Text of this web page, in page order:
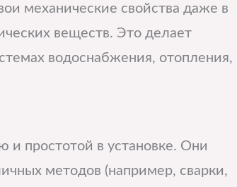
механические свойства даже в
веществ. Это делает
водоснабжения, отопления,
и простотой в установке. Они
методов (например, сварки,